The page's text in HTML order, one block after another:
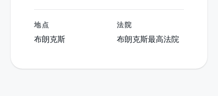
地点
布朗克斯
法院
布朗克斯最高法院